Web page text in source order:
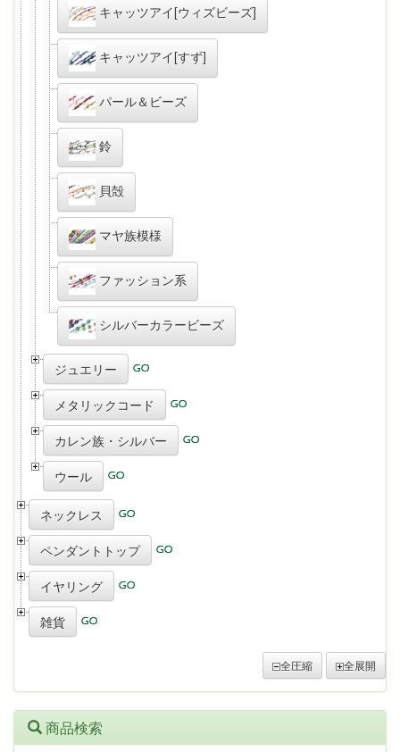
キャッツアイ[ウィズビーズ]
キャッツアイ[すず]
パール＆ビーズ
鈴
貝殻
マヤ族模様
ファッション系
シルバーカラービーズ
ジュエリー
メタリックコード
カレン族・シルバー
ウール
ネックレス
ペンダントトップ
イヤリング
雑貨
全圧縮 全展開
商品検索